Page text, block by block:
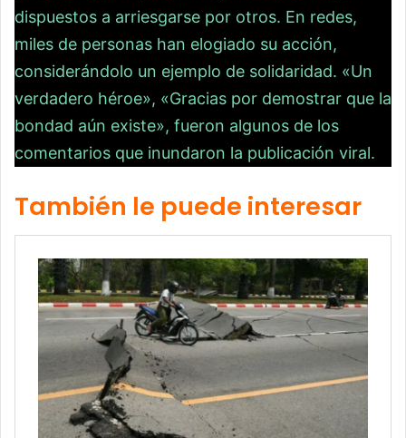
dispuestos a arriesgarse por otros. En redes,
miles de personas han elogiado su acción,
considerándolo un ejemplo de solidaridad. «Un
verdadero héroe», «Gracias por demostrar que la
bondad aún existe», fueron algunos de los
comentarios que inundaron la publicación viral.
También le puede interesar